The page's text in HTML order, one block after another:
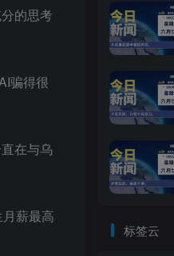
的思考
骗得很
在与乌
薪最高
标签云